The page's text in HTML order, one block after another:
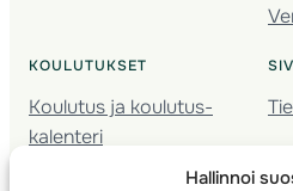
Hallinnoi
KOULUTUKSET
Koulutus ja koulutus­
kalenteri
Nuorison koulutukset